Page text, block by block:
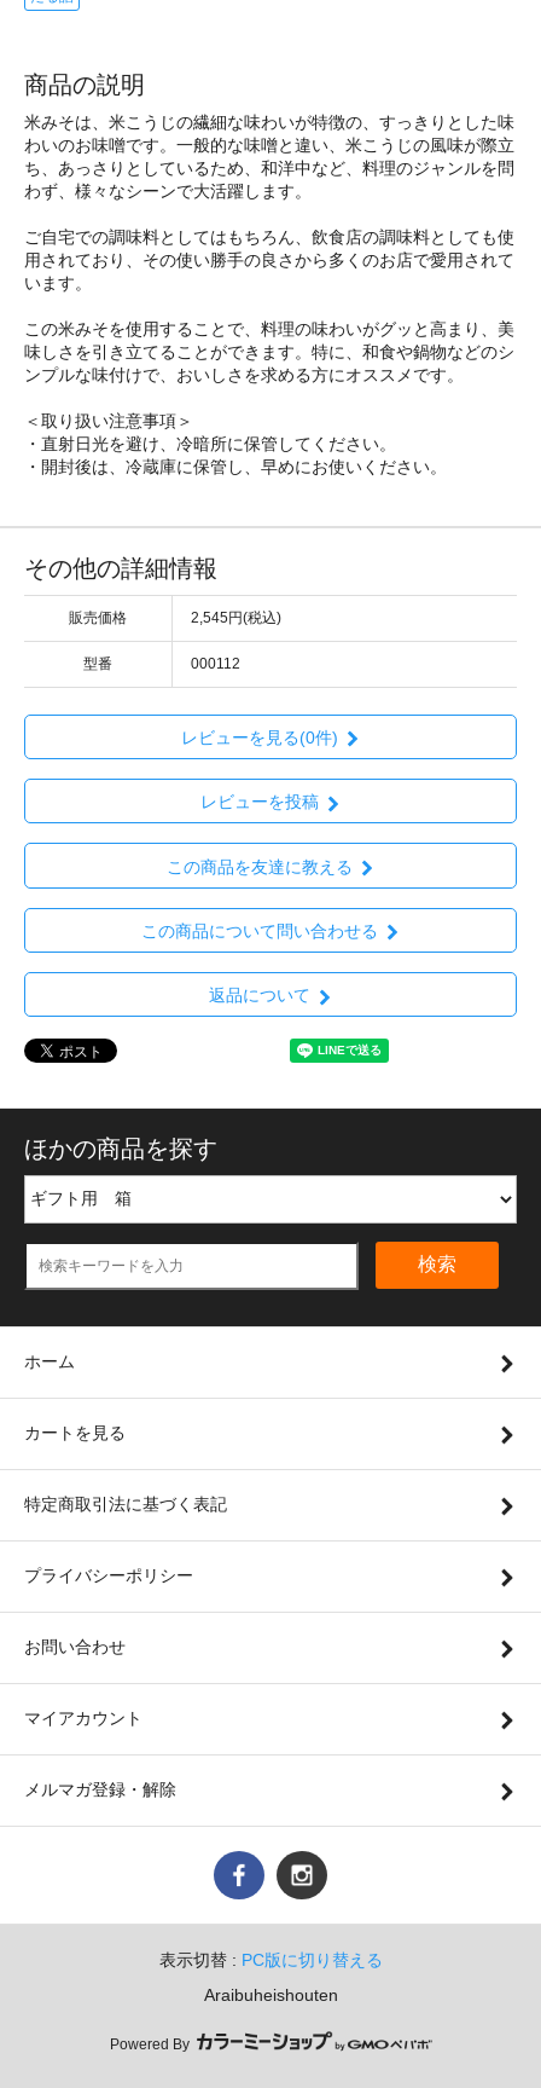
商品の説明
米みそは、米こうじの繊細な味わいが特徴の、すっきりとした味
わいのお味噌です。一般的な味噌と違い、米こうじの風味が際立
ち、あっさりとしているため、和洋中など、料理のジャンルを問
わず、様々なシーンで大活躍します。
ご自宅での調味料としてはもちろん、飲食店の調味料としても使
用されており、その使い勝手の良さから多くのお店で愛用されて
います。
この米みそを使用することで、料理の味わいがグッと高まり、美
味しさを引き立てることができます。特に、和食や鍋物などのシ
ンプルな味付けで、おいしさを求める方にオススメです。
＜取り扱い注意事項＞
・直射日光を避け、冷暗所に保管してください。
・開封後は、冷蔵庫に保管し、早めにお使いください。
その他の詳細情報
販売価格 2,545円(税込)
型番 000112
レビューを見る(0件)
レビューを投稿
この商品を友達に教える
この商品について問い合わせる
返品について
ほかの商品を探す
検索
ホーム
カートを見る
特定商取引法に基づく表記
プライバシーポリシー
お問い合わせ
マイアカウント
メルマガ登録・解除
表示切替 : PC版に切り替える
Araibuheishouten
Powered By